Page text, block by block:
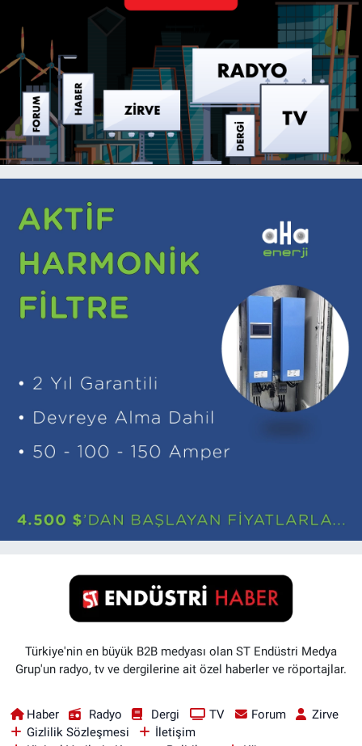
Türkiye'nin en büyük B2B medyası olan ST Endüstri Medya
Grup'un radyo, tv ve dergilerine ait özel haberler ve röportajlar.
Haber Radyo Dergi TV Forum
Zirve
Gizlilik Sözleşmesi
İletişim